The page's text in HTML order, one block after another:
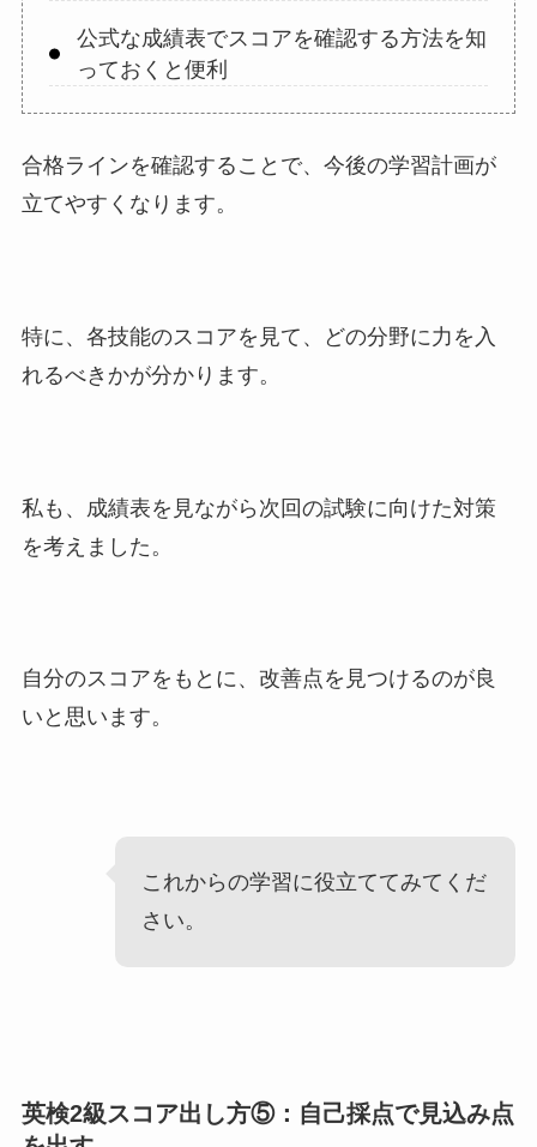
公式な成績表でスコアを確認する方法を知
っておくと便利
合格ラインを確認することで、今後の学習計画が
立てやすくなります。
特に、各技能のスコアを見て、どの分野に力を入
れるべきかが分かります。
私も、成績表を見ながら次回の試験に向けた対策
を考えました。
自分のスコアをもとに、改善点を見つけるのが良
いと思います。
これからの学習に役立ててみてくだ
さい。
英検2級スコア出し方⑤：自己採点で見込み点